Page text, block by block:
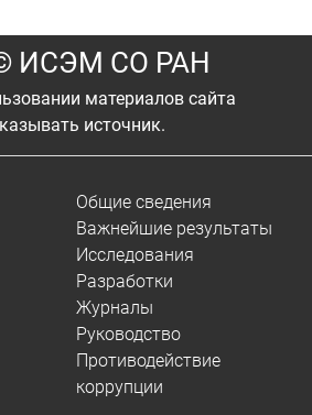
ИСЭМ СО РАН
материалов сайта
источник.
Общие сведения
Важнейшие результаты
Исследования
Разработки
Журналы
Руководство
Противодействие
коррупции